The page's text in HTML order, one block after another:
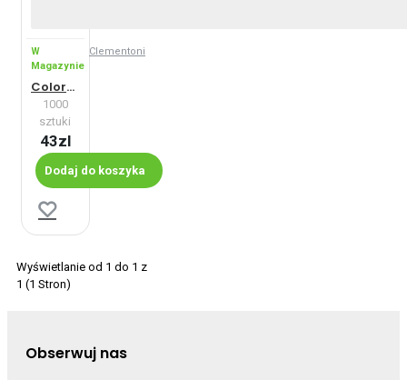
W
Magazynie
Clementoni
ColorBoom: Mozaika
1000
sztuki
43zl
Dodaj do koszyka
Wyświetlanie od 1 do 1 z
1 (1 Stron)
Obserwuj nas